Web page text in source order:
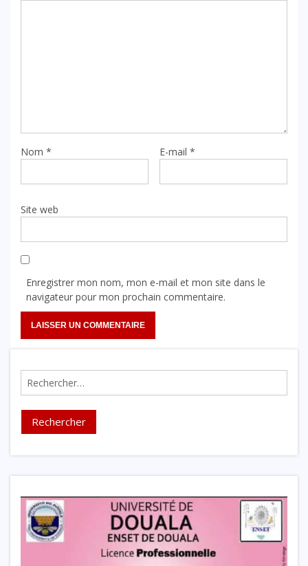
Nom * E-mail *
Site web
Enregistrer mon nom, mon e-mail et mon site dans le
navigateur pour mon prochain commentaire.
Rechercher :